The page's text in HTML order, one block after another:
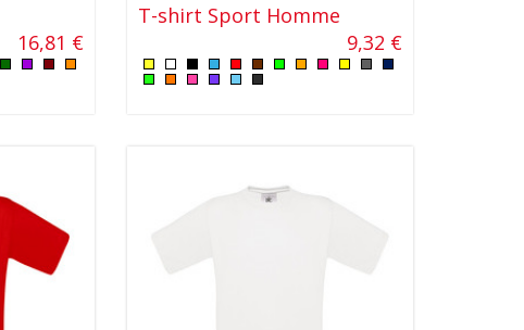
16,81 €
T-shirt Sport Homme
9,32 €